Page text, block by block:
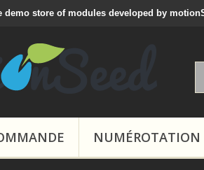
demo store of modules developed by
NUMÉROTATION